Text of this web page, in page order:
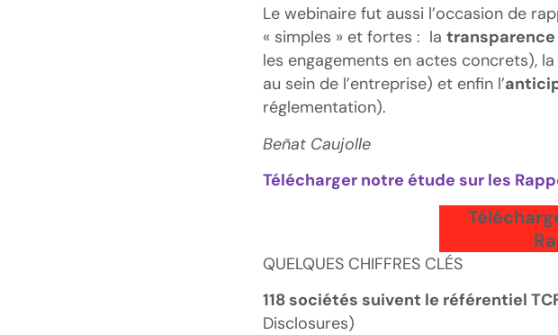
Le webinaire fut aussi l’occasion de
« simples » et fortes : la transparence
les engagements en actes concrets), la
au sein de l’entreprise) et enfin l’
réglementation).
Beñat Caujolle
Télécharger notre étude sur les
QUELQUES CHIFFRES CLÉS
118 sociétés suivent le référentiel
Disclosures)